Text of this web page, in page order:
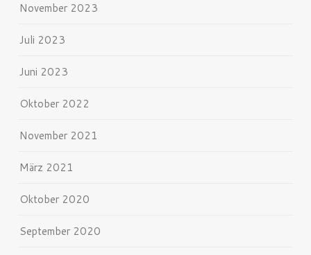
November 2023
Juli 2023
Juni 2023
Oktober 2022
November 2021
März 2021
Oktober 2020
September 2020